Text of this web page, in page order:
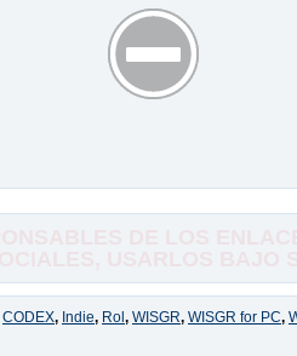
CODEX, Indie, Rol , WISGR, WISGR for PC,